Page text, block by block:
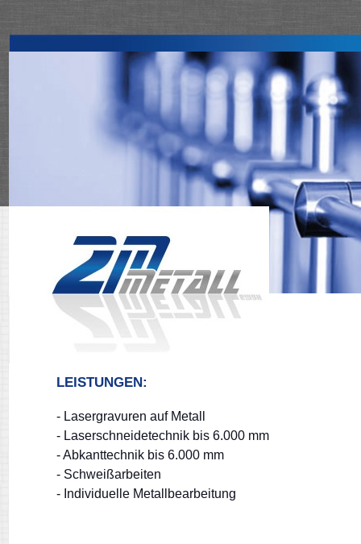
LEISTUNGEN:
- Lasergravuren auf Metall
- Laserschneidetechnik bis 6.000 mm
- Abkanttechnik bis 6.000 mm
- Schweißarbeiten
- Individuelle Metallbearbeitung